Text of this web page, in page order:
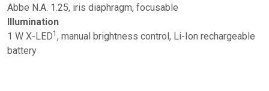
Abbe N.A. 1.25, iris diaphragm, focusable
Illumination
1 W X-LED1 , manual brightness control, Li-Ion rechargeable
battery